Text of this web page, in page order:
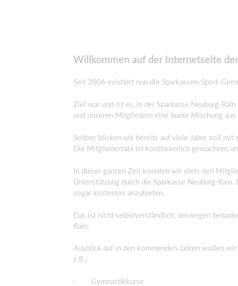
Willkommen auf der Internetseite
Seit 2006 existiert nun die Sparkassen-Sport-
Ziel war und ist es, in der Sparkasse Neuburg-
und unseren Mitgliedern eine bunte Mischung
Seither blicken wir bereits auf viele Jahre voll mit
Die Mitgliederzahl ist kontinuierlich gewachsen
In dieser ganzen Zeit konnten wir stets den
Unterstützung durch die Sparkasse Neuburg-
sogar kostenlos anzubieten.
Das ist nicht selbstverständlich, deswegen
Rain.
Ausblick auf in den kommenden Jahren wollen
z.B.:
· Gymnastikkurse